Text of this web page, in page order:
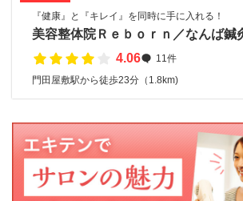
『健康』と『キレイ』を同時に手に入れる！
美容整体院Ｒｅｂｏｒｎ／なんば鍼
4.06
11件
門田屋敷駅から徒歩23分（1.8km)